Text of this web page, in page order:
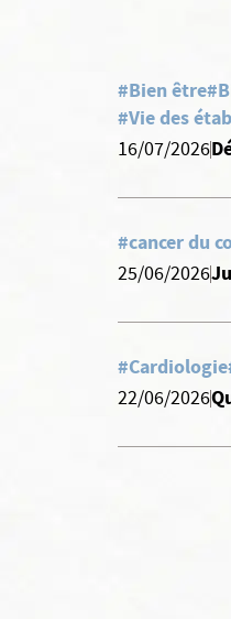
#Bien être
#Vie des
16/07/2026
#cancer du
25/06/2026
#Cardiologie
22/06/2026